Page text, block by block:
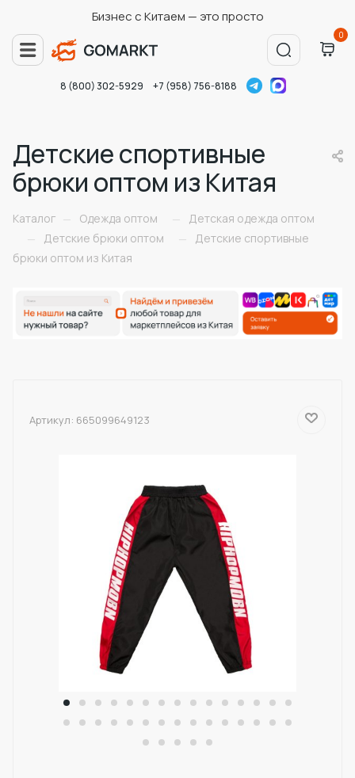
Бизнес с Китаем — это просто
0
8 (800) 302-5929 +7 (958) 756-8188
Детские спортивные
брюки оптом из Китая
Каталог — Одежда оптом —
Детская одежда оптом
—
Детские брюки оптом —
Детские спортивные
брюки оптом из Китая
Артикул: 665099649123